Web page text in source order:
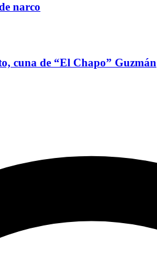
narco
cuna de “El Chapo” Guzmán